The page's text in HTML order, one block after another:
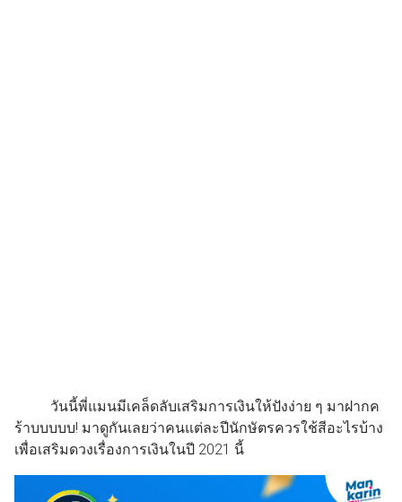
วันนี้พี่แมนมีเคล็ดลับเสริมการเงินให้ปังง่าย ๆ มาฝากค
ร้าบบบบบ! มาดูกันเลยว่าคนแต่ละปีนักษัตรควรใช้สีอะไรบ้าง
เพื่อเสริมดวงเรื่องการเงินในปี 2021 นี้